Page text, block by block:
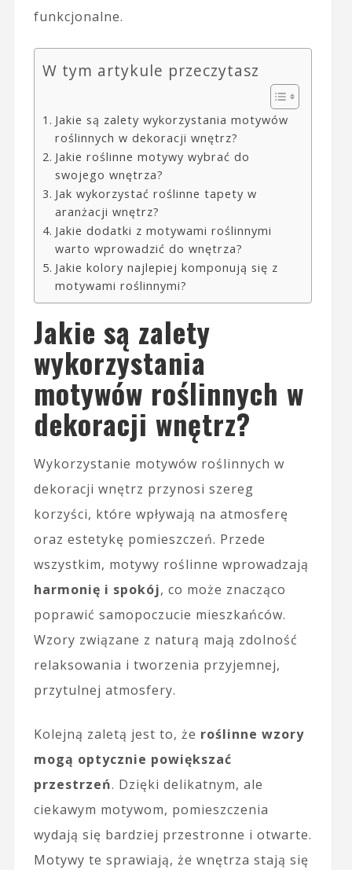
funkcjonalne.
W tym artykule przeczytasz
Jakie są zalety wykorzystania motywów
roślinnych w dekoracji wnętrz?
Jakie roślinne motywy wybrać do
swojego wnętrza?
Jak wykorzystać roślinne tapety w
aranżacji wnętrz?
Jakie dodatki z motywami roślinnymi
warto wprowadzić do wnętrza?
Jakie kolory najlepiej komponują się z
motywami roślinnymi?
Jakie są zalety
wykorzystania
motywów roślinnych w
dekoracji wnętrz?
Wykorzystanie motywów roślinnych w
dekoracji wnętrz przynosi szereg
korzyści, które wpływają na atmosferę
oraz estetykę pomieszczeń. Przede
wszystkim, motywy roślinne wprowadzają
harmonię i spokój, co może znacząco
poprawić samopoczucie mieszkańców.
Wzory związane z naturą mają zdolność
relaksowania i tworzenia przyjemnej,
przytulnej atmosfery.
Kolejną zaletą jest to, że roślinne wzory
mogą optycznie powiększać
przestrzeń. Dzięki delikatnym, ale
ciekawym motywom, pomieszczenia
wydają się bardziej przestronne i otwarte.
Motywy te sprawiają, że wnętrza stają się